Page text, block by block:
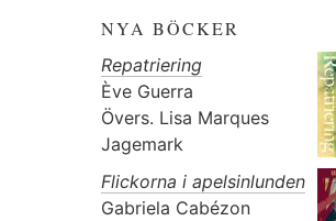
NYA BÖCKER
Repatriering
Ève Guerra
Övers. Lisa Marques
Jagemark
Flickorna i apelsinlunden
Gabriela Cabézon